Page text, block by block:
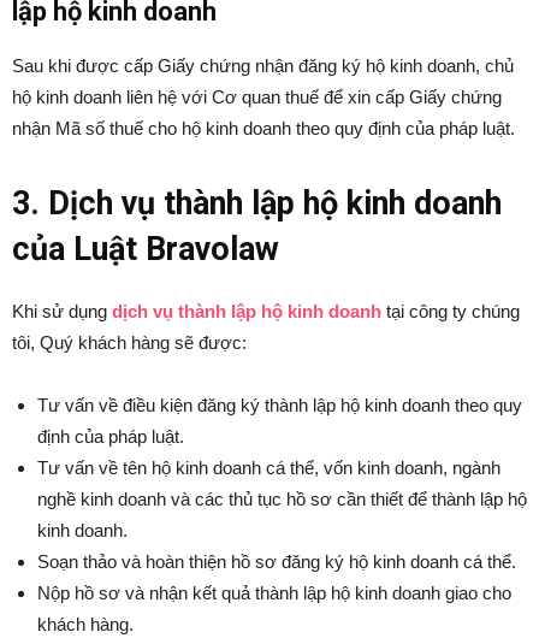
lập hộ kinh doanh
Sau khi được cấp Giấy chứng nhận đăng ký hộ kinh doanh, chủ
hộ kinh doanh liên hệ với Cơ quan thuế để xin cấp Giấy chứng
nhận Mã số thuế cho hộ kinh doanh theo quy định của pháp luật.
3. Dịch vụ thành lập hộ kinh doanh
của Luật Bravolaw
Khi sử dụng dịch vụ thành lập hộ kinh doanh tại công ty chúng
tôi, Quý khách hàng sẽ được:
Tư vấn về điều kiện đăng ký thành lập hộ kinh doanh theo quy
định của pháp luật.
Tư vấn về tên hộ kinh doanh cá thể, vốn kinh doanh, ngành
nghề kinh doanh và các thủ tục hồ sơ cần thiết để thành lập hộ
kinh doanh.
Soạn thảo và hoàn thiện hồ sơ đăng ký hộ kinh doanh cá thể.
Nộp hồ sơ và nhận kết quả thành lập hộ kinh doanh giao cho
khách hàng.